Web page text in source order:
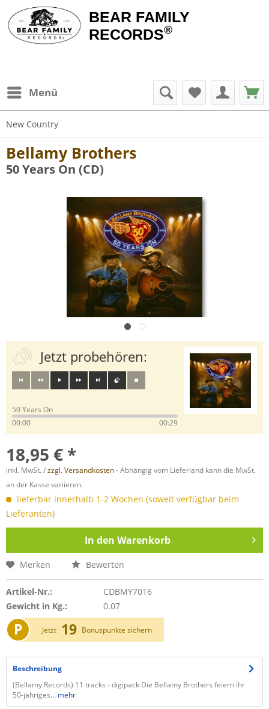
BEAR FAMILY
RECORDS®
Menü
New Country
Bellamy Brothers
50 Years On (CD)
Jetzt probehören:
50 Years On
00:00
00:29
18,95 € *
inkl. MwSt. /zzgl. Versandkosten- Abhängig vom Lieferland kann die MwSt.
an der Kasse variieren.
lieferbar innerhalb 1-2 Wochen (soweit verfügbar beim
Lieferanten)
In den Warenkorb
Merken Bewerten
Artikel-Nr.:
CDBMY7016
Gewicht in Kg.:
0.07
P Jetzt 19 Bonuspunkte sichern
Beschreibung
(Bellamy Records) 11 tracks - digipack Die Bellamy Brothers feiern ihr
50-jähriges... mehr